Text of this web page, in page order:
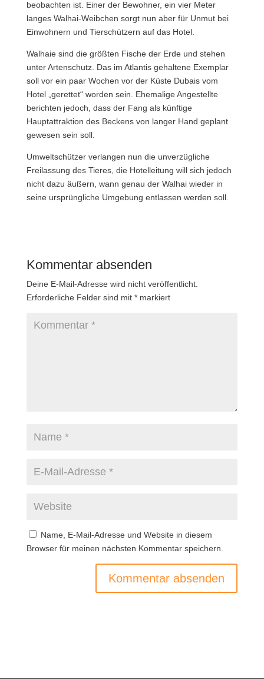
beobachten ist. Einer der Bewohner, ein vier Meter
langes Walhai-Weibchen sorgt nun aber für Unmut bei
Einwohnern und Tierschützern auf das Hotel.
Walhaie sind die größten Fische der Erde und stehen
unter Artenschutz. Das im Atlantis gehaltene Exemplar
soll vor ein paar Wochen vor der Küste Dubais vom
Hotel „gerettet“ worden sein. Ehemalige Angestellte
berichten jedoch, dass der Fang als künftige
Hauptattraktion des Beckens von langer Hand geplant
gewesen sein soll.
Umweltschützer verlangen nun die unverzügliche
Freilassung des Tieres, die Hotelleitung will sich jedoch
nicht dazu äußern, wann genau der Walhai wieder in
seine ursprüngliche Umgebung entlassen werden soll.
Kommentar absenden
Deine E-Mail-Adresse wird nicht veröffentlicht.
Erforderliche Felder sind mit *markiert
Name, E-Mail-Adresse und Website in diesem
Browser für meinen nächsten Kommentar speichern.